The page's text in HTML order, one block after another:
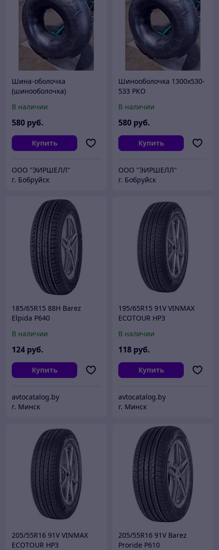
Шина-оболочка
(шинооболочка)
В наличии
580 руб.
Купить
ООО "ЭИРШЕЛЛ"
г. Бобруйск
Шинооболочка 1300х530-
533 РКО
В наличии
580 руб.
Купить
ООО "ЭИРШЕЛЛ"
г. Бобруйск
185/65R15 88H Barez
Elpida P640
В наличии
124 руб.
Купить
avtocatalog.by
г. Минск
195/65R15 91V VINMAX
ECOTOUR HP3
В наличии
118 руб.
Купить
avtocatalog.by
г. Минск
205/55R16 91V VINMAX
ECOTOUR HP3
205/55R16 91V Barez
Proride P610